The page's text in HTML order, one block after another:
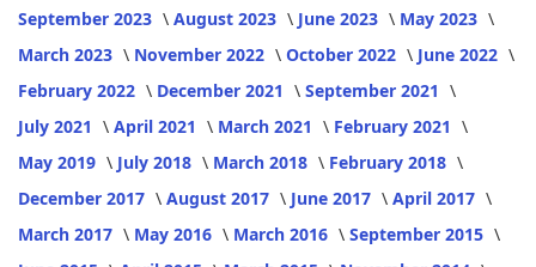
September 2023
August 2023 June 2023
May 2023
March 2023
November 2022 October 2022
June 2022
February 2022
December 2021
September 2021
July 2021
April 2021 March 2021
February 2021
May 2019
July 2018 March 2018
February 2018
December 2017
August 2017 June 2017
April 2017
March 2017
May 2016 March 2016
September 2015